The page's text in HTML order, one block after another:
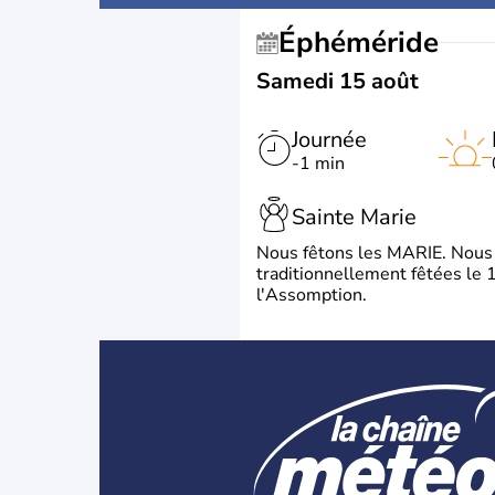
Éphéméride
Samedi 15 août
Journée
-1 min
Sainte Marie
Nous fêtons les MARIE.
traditionnellement fêtées le
l'Assomption.